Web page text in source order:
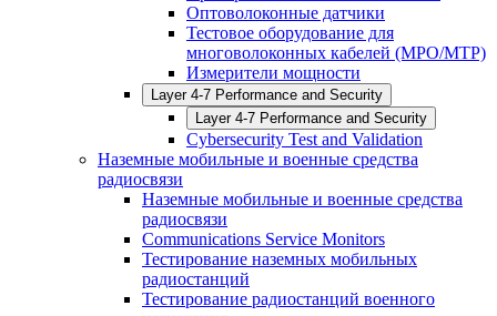
Оптоволоконные датчики
Тестовое оборудование для
многоволоконных кабелей (MPO/MTP)
Измерители мощности
Layer 4-7 Performance and Security
Layer 4-7 Performance and Security
Cybersecurity Test and Validation
Наземные мобильные и военные средства
радиосвязи
Наземные мобильные и военные средства
радиосвязи
Communications Service Monitors
Тестирование наземных мобильных
радиостанций
Тестирование радиостанций военного